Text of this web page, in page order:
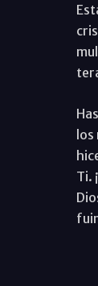
los
Ti.